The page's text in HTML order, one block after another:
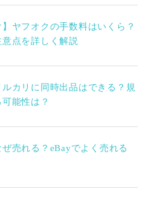
】ヤフオクの手数料はいくら？
点を詳しく解説
カリに同時出品はできる？規
能性は？
売れる？eBayでよく売れる